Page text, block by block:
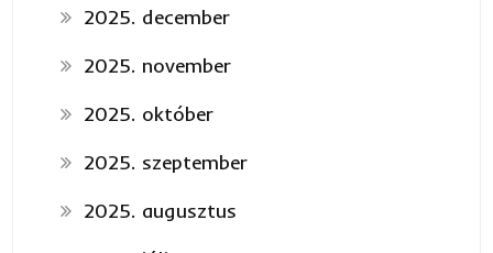
2025. december
2025. november
2025. október
2025. szeptember
2025. augusztus